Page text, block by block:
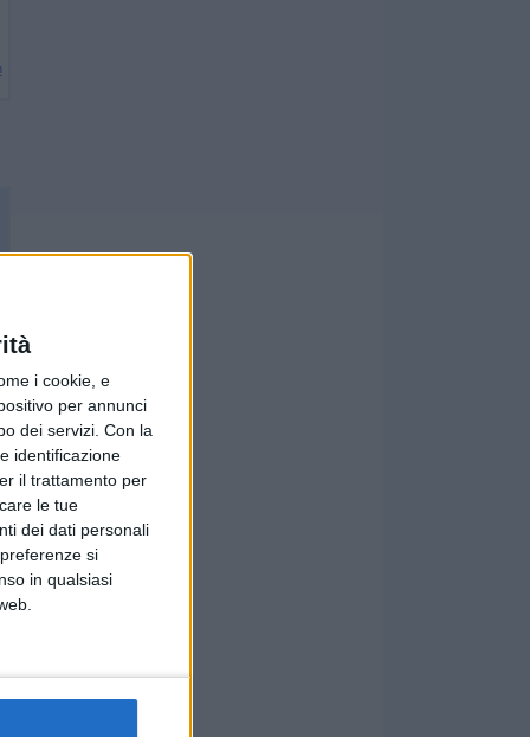
i cookie, e
per annunci
dei servizi. Con la
identificazione
il trattamento per
le tue
dei dati personali
si
in qualsiasi